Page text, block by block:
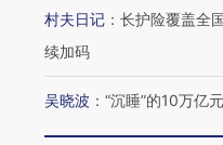
村夫日记 ： 长护险覆盖全
续加码
吴晓波 ： “沉睡”的10万亿